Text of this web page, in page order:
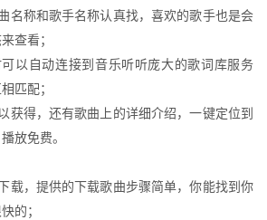
名称和歌手名称认真找，喜欢的歌手也是会
查看；
以自动连接到音乐听听庞大的歌词库服务
匹配；
获得，还有歌曲上的详细介绍，一键定位到
放免费。
载，提供的下载歌曲步骤简单，你能找到你
的；